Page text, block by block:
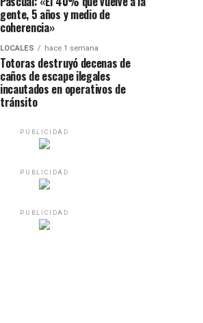
gente, 5 años y medio de
coherencia»
LOCALES hace 1 semana
Totoras destruyó decenas de
caños de escape ilegales
incautados en operativos de
tránsito
PUBLICIDAD
PUBLICIDAD
PUBLICIDAD